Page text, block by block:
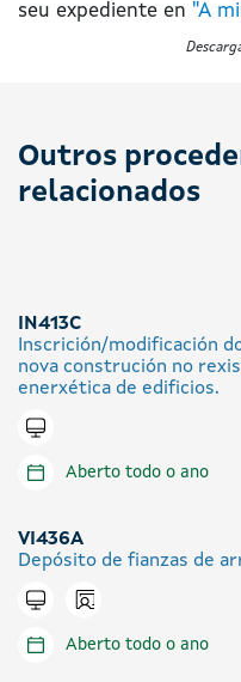
seu expediente en "A
Outros
relacionados
IN413C
Inscrición/modificación
nova construción no
enerxética de edificios.
Tramitar en liña
Aberto todo o ano
VI436A
Depósito de fianzas de
Tramitar en liña
Icono presencial
Aberto todo o ano